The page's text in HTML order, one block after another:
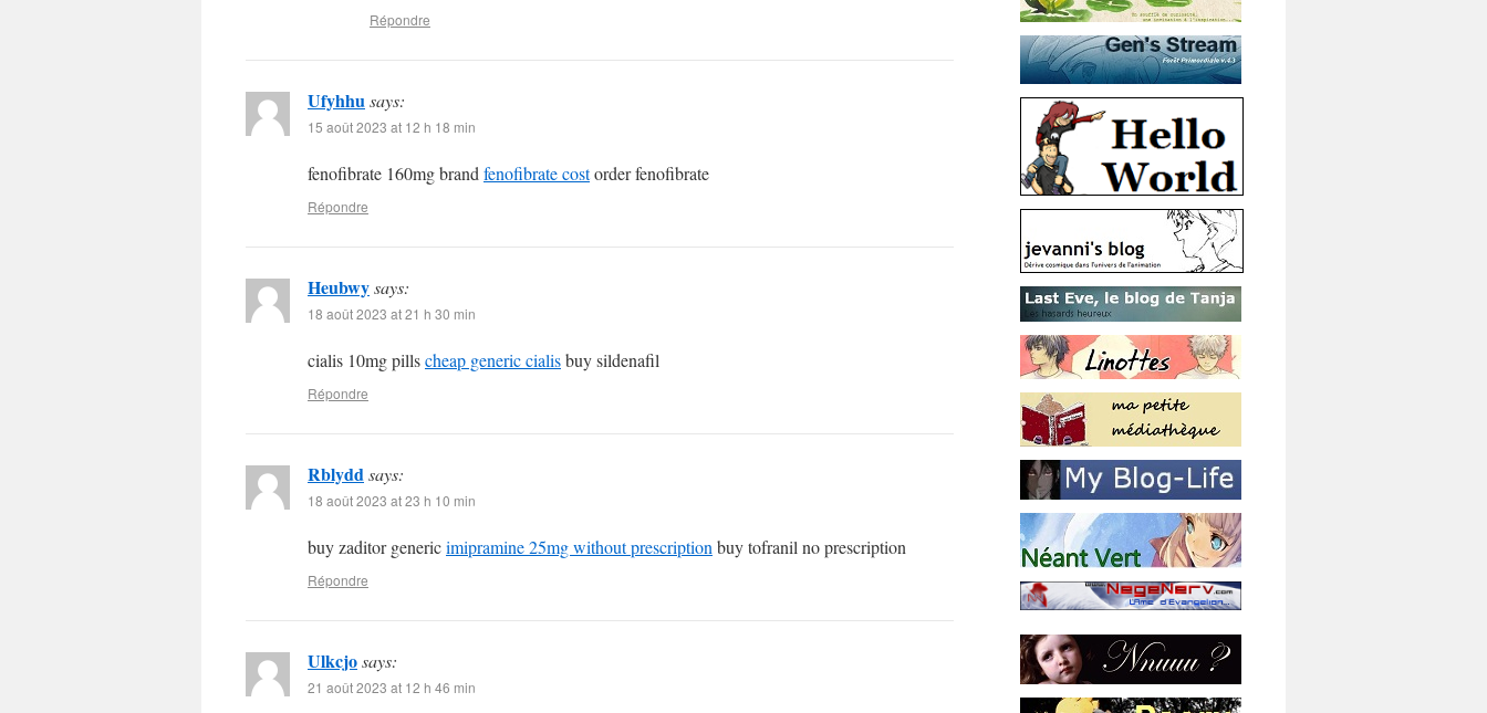
Répondre
Ufyhhusays:
15 août 2023 at 12 h 18 min
fenofibrate 160mg brandfenofibrate costorder fenofibrate
Répondre
Heubwysays:
18 août 2023 at 21 h 30 min
cialis 10mg pillscheap generic cialisbuy sildenafil
Répondre
Rblyddsays:
18 août 2023 at 23 h 10 min
buy zaditor genericimipramine 25mg without prescriptionbuy tofranil no prescription
Répondre
Ulkcjosays:
21 août 2023 at 12 h 46 min